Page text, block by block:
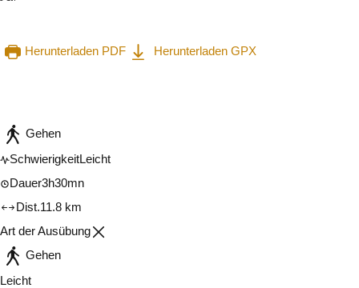
Herunterladen PDF
Herunterladen GPX
Gehen
SchwierigkeitLeicht
Dauer3h30mn
Dist.11.8 km
Art der Ausübung
Gehen
Leicht